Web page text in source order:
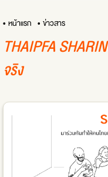
• หน้าแรก • ข่าวสาร
THAIPFA
จริง